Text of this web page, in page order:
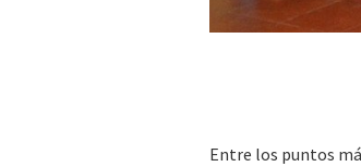
Entre los puntos